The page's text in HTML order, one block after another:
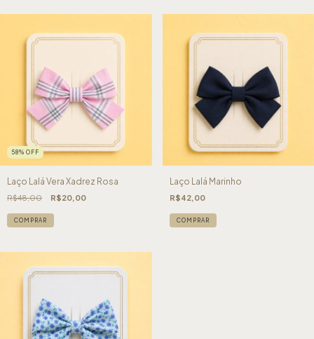
58% OFF
Laço Lalá Vera Xadrez Rosa
R$48,00 R$20,00
COMPRAR
Laço Lalá Marinho
R$42,00
COMPRAR